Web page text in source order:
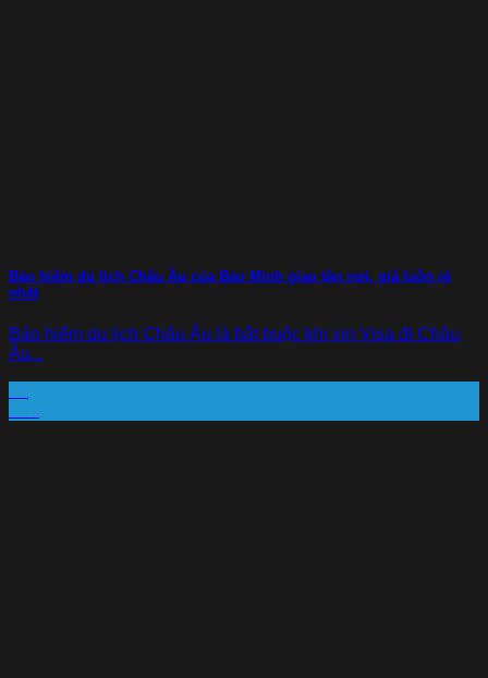
Bảo hiểm du lịch Châu Âu của Bảo Minh giao tận nơi, giá luôn rẻ
nhất
Bảo hiểm du lịch Châu Âu là bắt buộc khi xin Visa đi Châu
Âu...